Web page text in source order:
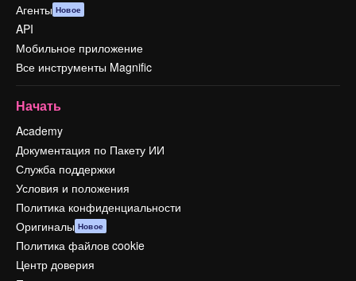
Агенты Новое
API
Мобильное приложение
Все инструменты Magnific
Начать
Academy
Документация по Пакету ИИ
Служба поддержки
Условия и положения
Политика конфиденциальности
Оригиналы Новое
Политика файлов cookie
Центр доверия